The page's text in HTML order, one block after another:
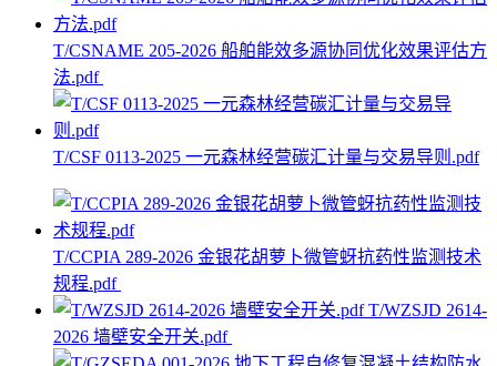
T/CSNAME 205-2026 船舶能效多源协同优化效果评估方
法.pdf
T/CSF 0113-2025 一元森林经营碳汇计量与交易导则.pdf
T/CCPIA 289-2026 金银花胡萝卜微管蚜抗药性监测技术
规程.pdf
T/WZSJD 2614-
2026 墙壁安全开关.pdf